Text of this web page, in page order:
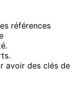
références
avoir des clés de